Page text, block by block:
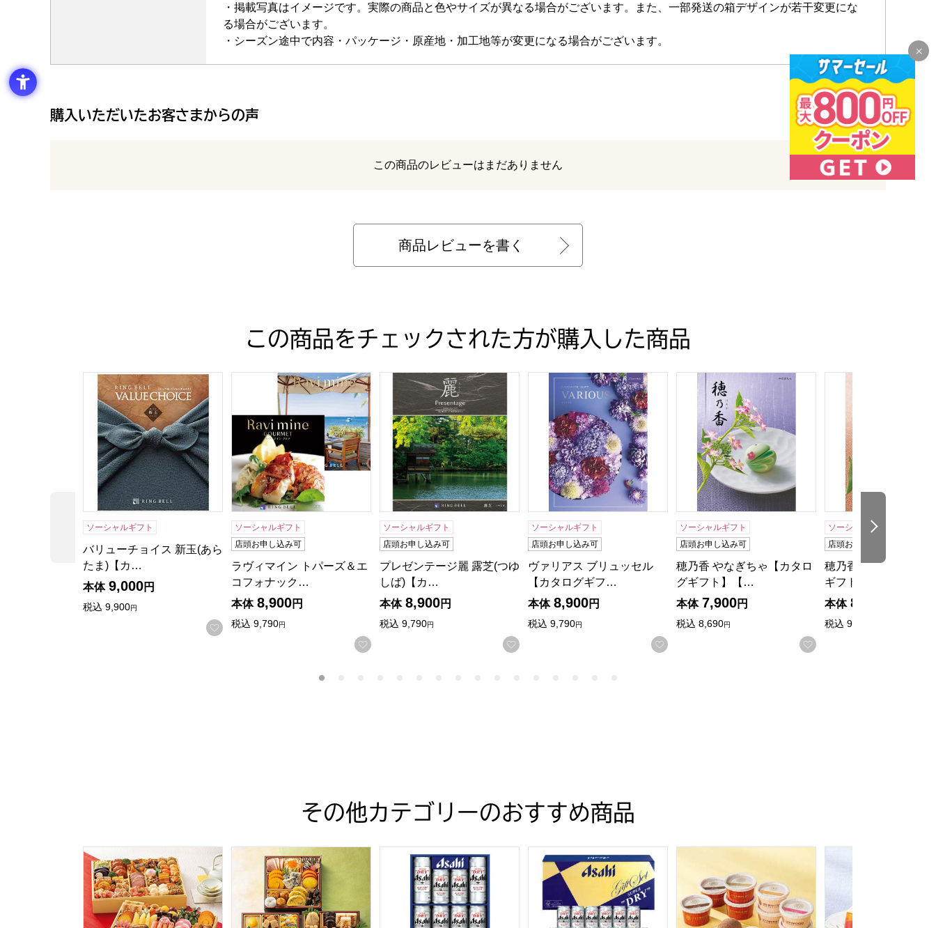
・掲載写真はイメージです。実際の商品と色やサイズが異なる場合がございます。また、一部発送の箱デザインが若干変更にな
る場合がございます。
・シーズン途中で内容・パッケージ・原産地・加工地等が変更になる場合がございます。
購入いただいたお客さまからの声
レビュー
この商品のレビューはまだありません
商品レビューを書く
この商品をチェックされた方が購入した商品
前の商品
バリューチョイス 新玉(あらたま)【カタログギフト】【年間ギフト】
ソーシャルギフト
バリューチョイス 新玉(あら
たま)【カ…
本体 9,000円
税込 9,900円
お気に入りに登録する
ラヴィマイン トパーズ＆エコフォナックス【カタログギフト】【贈りものカタログ】
ソーシャルギフト
店頭お申し込み可
ラヴィマイン トパーズ＆エ
コフォナック…
本体 8,900円
税込 9,790円
お気に入りに登録する
プレゼンテージ麗 露芝(つゆしば)【カタログギフト】【贈りものカタログ】
ソーシャルギフト
店頭お申し込み可
プレゼンテージ麗 露芝(つゆ
しば)【カ…
本体 8,900円
税込 9,790円
お気に入りに登録する
ヴァリアス ブリュッセル【カタログギフト】【贈りものカタログ】
ソーシャルギフト
店頭お申し込み可
ヴァリアス ブリュッセル
【カタログギフ…
本体 8,900円
税込 9,790円
お気に入りに登録する
穂乃香 やなぎちゃ【カタログギフト】【贈りもの
ソーシャルギフト
店頭お申し込み可
穂乃香 やなぎちゃ【カタロ
グギフト】【…
本体 7,900円
税込 8,690円
お気に入りに登録する
ソーシャルギフト
店頭お申し込み可
穂乃香 べにふじ【カ
ギフト】【贈…
本体 8,900
税込 9,790
次の商品
その他カテゴリーのおすすめ商品
トップバリュ 和洋中特大二段重「饗宴」(きょうえん)【4〜5人前・77品目】【イオンのおせち】
トップバリュ 和風三段重「慶」(よろこび)【3〜4人前・35品目】【イオンのおせち】
アサヒビール アサヒスーパードライ缶ビールセット【夏の贈りもの・お中元】[AS-3N]
アサヒビール アサヒスーパードライ缶ビールセット【夏の贈りもの・お中元】